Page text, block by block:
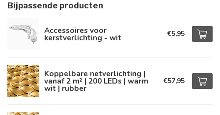
Bijpassende producten
Accessoires voor
kerstverlichting - wit €5,95
Koppelbare netverlichting |
vanaf 2 m² | 200 LEDs | warm
wit | rubber
€57,95